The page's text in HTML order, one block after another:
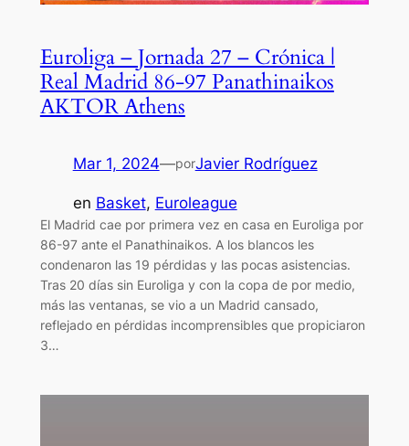
Euroliga – Jornada 27 – Crónica |
Real Madrid 86-97 Panathinaikos
AKTOR Athens
Mar 1, 2024—porJavier Rodríguez
en Basket, Euroleague
El Madrid cae por primera vez en casa en Euroliga por
86-97 ante el Panathinaikos. A los blancos les
condenaron las 19 pérdidas y las pocas asistencias.
Tras 20 días sin Euroliga y con la copa de por medio,
más las ventanas, se vio a un Madrid cansado,
reflejado en pérdidas incomprensibles que propiciaron
3…